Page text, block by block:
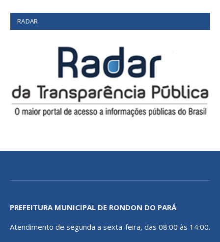
RADAR
PREFEITURA MUNICIPAL DE RONDON DO PARÁ
Atendimento de segunda a sexta-feira, das 08:00 às 14:00.